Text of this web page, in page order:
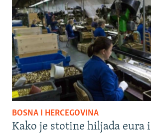
BOSNA I HERCEGOVINA
Kako je stotine hiljada eura